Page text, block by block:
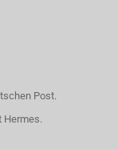
Post.
Hermes.